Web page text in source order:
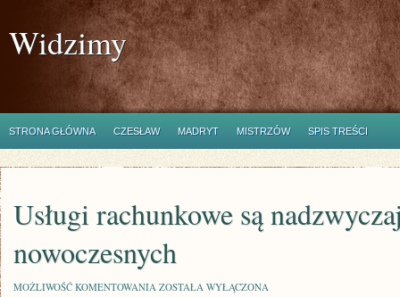
Widzimy
STRONA GŁÓWNA CZESŁAW MADRYT MISTRZÓW SPIS TREŚCI
Usługi rachunkowe są
nowoczesnych
MOŻLIWOŚĆ KOMENTOWANIA USŁUGI
ZOSTAŁA WYŁĄCZONA